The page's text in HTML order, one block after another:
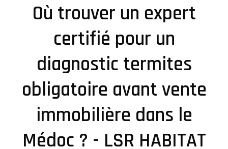
Où trouver un expert
certifié pour un
diagnostic termites
obligatoire avant vente
immobilière dans le
Médoc ? - LSR HABITAT